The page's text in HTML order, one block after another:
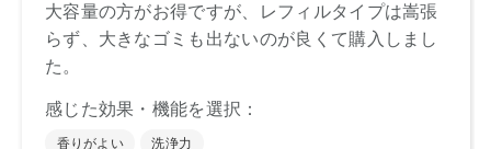
●パッケージはリニューアル等の理由により、写真と異なる場
合がございます。
●パッケージのリニューアル等の理由により、成分・処方が記
●予告なくパッケージ仕様が変更になる場合がございます。